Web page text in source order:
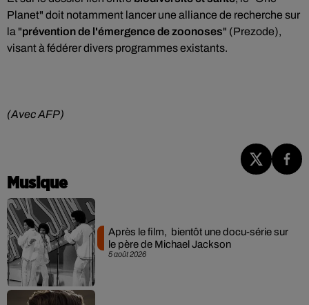
Planet" doit notamment lancer une alliance de recherche sur
la "prévention de l'émergence de zoonoses" (Prezode),
visant à fédérer divers programmes existants.
(Avec AFP)
Musique
5 août 2026
Après le film, bientôt une docu-série sur
le père de Michael Jackson